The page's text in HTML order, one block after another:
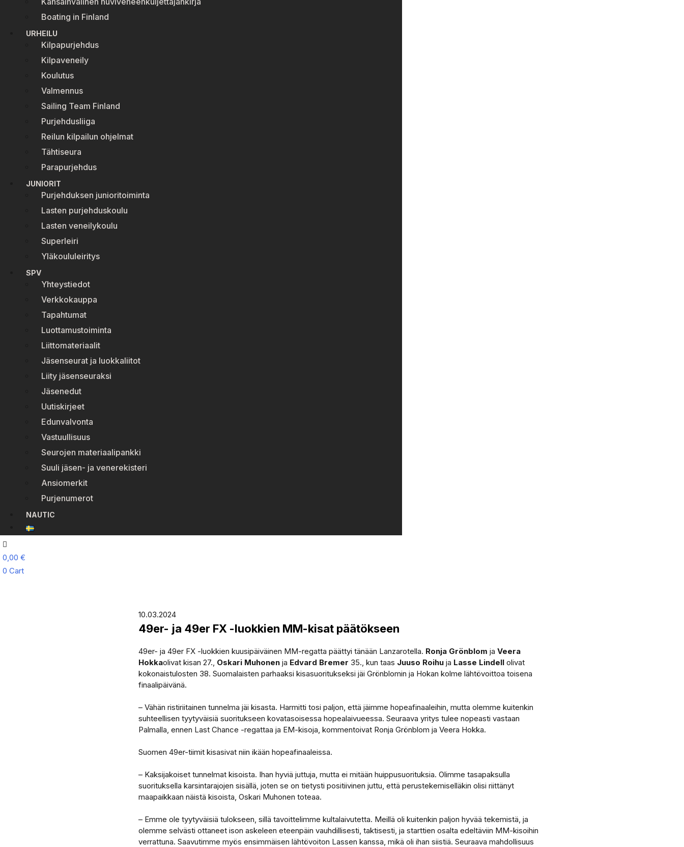
Boating in Finland
URHEILU
Kilpapurjehdus
Kilpaveneily
Koulutus
Valmennus
Sailing Team Finland
Purjehdusliiga
Reilun kilpailun ohjelmat
Tähtiseura
Parapurjehdus
JUNIORIT
Purjehduksen junioritoiminta
Lasten purjehduskoulu
Lasten veneilykoulu
Superleiri
Yläkoululeiritys
SPV
Yhteystiedot
Verkkokauppa
Tapahtumat
Luottamustoiminta
Liittomateriaalit
Jäsenseurat ja luokkaliitot
Liity jäsenseuraksi
Jäsenedut
Uutiskirjeet
Edunvalvonta
Vastuullisuus
Seurojen materiaalipankki
Suuli jäsen- ja venerekisteri
Ansiomerkit
Purjenumerot
NAUTIC
0,00 €
0 Cart
10.03.2024
49er- ja 49er FX -luokkien MM-kisat päätökseen
49er- ja 49er FX -luokkien kuusipäiväinen MM-regatta päättyi tänään Lanzarotella. Ronja Grönblom ja Veera
Hokkaolivat kisan 27., Oskari Muhonen ja Edvard Bremer 35., kun taas Juuso Roihu ja Lasse Lindell olivat
kokonaistulosten 38. Suomalaisten parhaaksi kisasuoritukseksi jäi Grönblomin ja Hokan kolme lähtövoittoa toisena
finaalipäivänä.
– Vähän ristiriitainen tunnelma jäi kisasta. Harmitti tosi paljon, että jäimme hopeafinaaleihin, mutta olemme kuitenkin
suhteellisen tyytyväisiä suoritukseen kovatasoisessa hopealaivueessa. Seuraava yritys tulee nopeasti vastaan
Palmalla, ennen Last Chance -regattaa ja EM-kisoja, kommentoivat Ronja Grönblom ja Veera Hokka.
Suomen 49er-tiimit kisasivat niin ikään hopeafinaaleissa.
– Kaksijakoiset tunnelmat kisoista. Ihan hyviä juttuja, mutta ei mitään huippusuorituksia. Olimme tasapaksulla
suorituksella karsintarajojen sisällä, joten se on tietysti positiivinen juttu, että perustekemiselläkin olisi riittänyt
maapaikkaan näistä kisoista, Oskari Muhonen toteaa.
– Emme ole tyytyväisiä tulokseen, sillä tavoittelimme kultalaivutetta. Meillä oli kuitenkin paljon hyvää tekemistä, ja
olemme selvästi ottaneet ison askeleen eteenpäin vauhdillisesti, taktisesti, ja starttien osalta edeltäviin MM-kisoihin
verrattuna. Saavutimme myös ensimmäisen lähtövoiton Lassen kanssa, mikä oli ihan siistiä. Seuraava mahdollisuus